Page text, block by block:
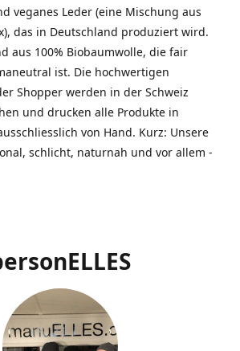
veganes Leder (eine Mischung aus
das in Deutschland produziert wird.
aus 100% Biobaumwolle, die fair
ist. Die hochwertigen
Shopper werden in der Schweiz
und drucken alle Produkte in
von Hand. Kurz: Unsere
schlicht, naturnah und vor allem -